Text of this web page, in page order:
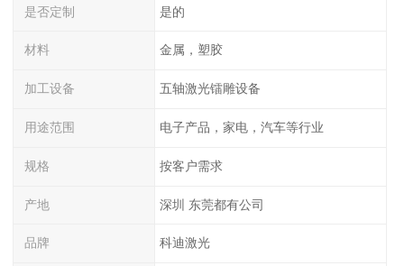
是否定制 是的
材料 金属，塑胶
加工设备 五轴激光镭雕设备
用途范围 电子产品，家电，汽车等行业
规格 按客户需求
产地 深圳 东莞都有公司
品牌 科迪激光